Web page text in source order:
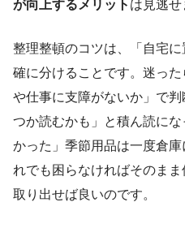
が向上するメリット は見逃せ
整理整頓のコツは、「自宅
確に分けることです。迷っ
や仕事に支障がないか」で
つか読むかも」と積ん読に
かった」季節用品は一度倉
れでも困らなければそのま
取り出せば良いのです。